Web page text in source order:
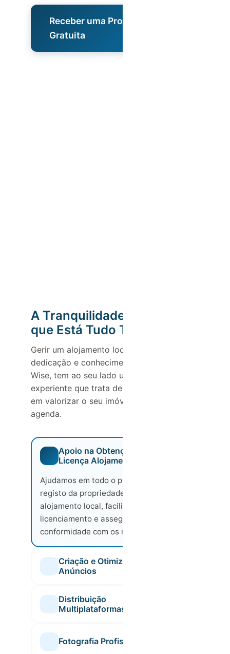
Receber uma Proposta
Gratuita
A Tranquilidade de Saber
que Está Tudo Tratado
Gerir um alojamento local exige tempo,
dedicação e conhecimento. Com a Host
Wise, tem ao seu lado uma equipa
experiente que trata de tudo por si, focada
em valorizar o seu imóvel e libertar a sua
agenda.
Apoio na Obtenção de
Licença Alojamento Local
Ajudamos em todo o processo de
registo da propriedade como
alojamento local, facilitando o
licenciamento e assegurando a
conformidade com os requisitos legais.
Criação e Otimização de
Anúncios
estruturadas, que valorizam as
características únicas de cada imóvel e
Distribuição
Multiplataformas
nas principais plataformas de alojamento,
Fotografia Profissional